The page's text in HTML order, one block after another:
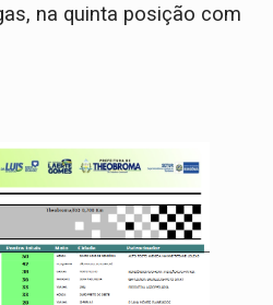
na quinta posição com